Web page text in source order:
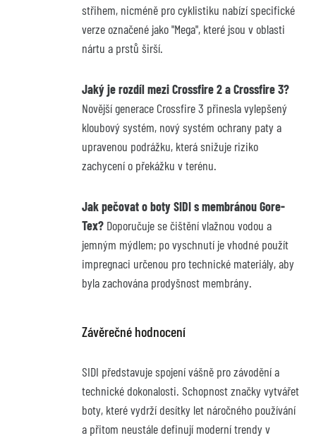
střihem, nicméně pro cyklistiku nabízí specifické
verze označené jako "Mega", které jsou v oblasti
nártu a prstů širší.
Jaký je rozdíl mezi Crossfire 2 a Crossfire 3?
Novější generace Crossfire 3 přinesla vylepšený
kloubový systém, nový systém ochrany paty a
upravenou podrážku, která snižuje riziko
zachycení o překážku v terénu.
Jak pečovat o boty SIDI s membránou Gore-
Tex? Doporučuje se čištění vlažnou vodou a
jemným mýdlem; po vyschnutí je vhodné použít
impregnaci určenou pro technické materiály, aby
byla zachována prodyšnost membrány.
Závěrečné hodnocení
SIDI představuje spojení vášně pro závodění a
technické dokonalosti. Schopnost značky vytvářet
boty, které vydrží desítky let náročného používání
a přitom neustále definují moderní trendy v